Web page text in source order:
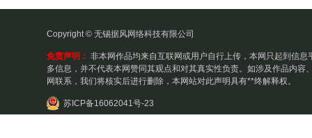
Copyright © 无锡据风网络科技有限公司
免责声明： 非本网作品均来自互联网或用户自行上传，本网只起到信息
多信息，并不代表本网赞同其观点和对其真实性负责。如涉及作品内容
网联系，我们将核实后进行删除，本网站对此声明具有**终解释权。
苏ICP备16062041号-23